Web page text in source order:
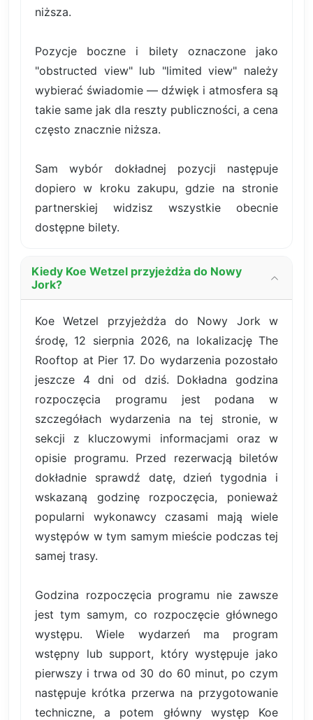
niższa.
Pozycje boczne i bilety oznaczone jako
"obstructed view" lub "limited view" należy
wybierać świadomie — dźwięk i atmosfera są
takie same jak dla reszty publiczności, a cena
często znacznie niższa.
Sam wybór dokładnej pozycji następuje
dopiero w kroku zakupu, gdzie na stronie
partnerskiej widzisz wszystkie obecnie
dostępne bilety.
Kiedy Koe Wetzel przyjeżdża do Nowy
Jork?
Koe Wetzel przyjeżdża do Nowy Jork w
środę, 12 sierpnia 2026, na lokalizację The
Rooftop at Pier 17. Do wydarzenia pozostało
jeszcze 4 dni od dziś. Dokładna godzina
rozpoczęcia programu jest podana w
szczegółach wydarzenia na tej stronie, w
sekcji z kluczowymi informacjami oraz w
opisie programu. Przed rezerwacją biletów
dokładnie sprawdź datę, dzień tygodnia i
wskazaną godzinę rozpoczęcia, ponieważ
popularni wykonawcy czasami mają wiele
występów w tym samym mieście podczas tej
samej trasy.
Godzina rozpoczęcia programu nie zawsze
jest tym samym, co rozpoczęcie głównego
występu. Wiele wydarzeń ma program
wstępny lub support, który występuje jako
pierwszy i trwa od 30 do 60 minut, po czym
następuje krótka przerwa na przygotowanie
techniczne, a potem główny występ Koe